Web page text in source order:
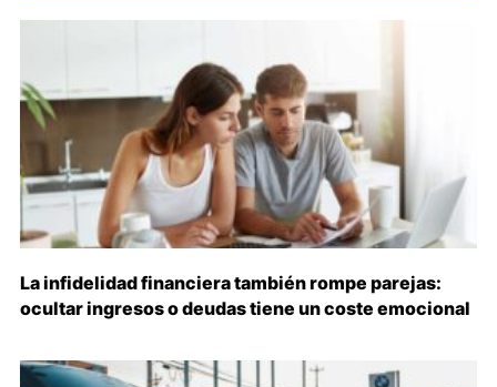
La infidelidad financiera también rompe parejas:
ocultar ingresos o deudas tiene un coste emocional